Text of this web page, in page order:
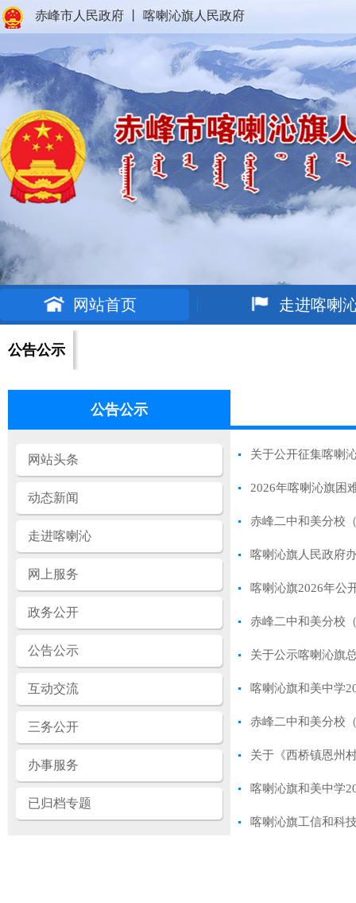
赤峰市人民政府 喀喇沁旗人民政府
网站首页 走进喀喇
公告公示
公告公示
网站头条
动态新闻
走进喀喇沁
网上服务
政务公开
公告公示
互动交流
三务公开
办事服务
已归档专题
关于公开征集喀喇
2026年喀喇沁旗困
赤峰二中和美分校
喀喇沁旗人民政府
喀喇沁旗2026年公
赤峰二中和美分校
关于公示喀喇沁旗
喀喇沁旗和美中学
赤峰二中和美分校
关于《西桥镇恩州
喀喇沁旗和美中学
喀喇沁旗工信和科